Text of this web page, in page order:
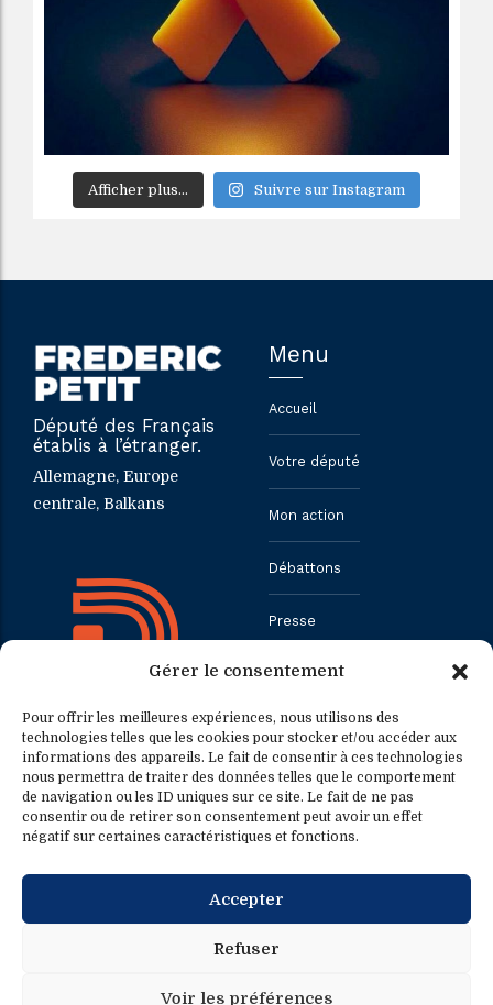
Gérer le consentement
Pour offrir les meilleures expériences, nous utilisons des
technologies telles que les cookies pour stocker et/ou accéder aux
informations des appareils. Le fait de consentir à ces technologies
nous permettra de traiter des données telles que le comportement
de navigation ou les ID uniques sur ce site. Le fait de ne pas
consentir ou de retirer son consentement peut avoir un effet
négatif sur certaines caractéristiques et fonctions.
Accepter
Refuser
Voir les préférences
Afficher plus... Suivre sur Instagram
Député des Français
établis à l’étranger.
Allemagne, Europe
centrale, Balkans
Menu
Accueil
Votre député
Mon action
Débattons
Presse
Contact
Contact
0033.1.40.63.75.31
Contact presse
presse@fredericpetit.eu